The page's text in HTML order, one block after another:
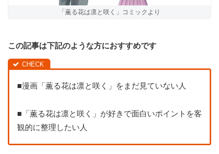
「薫る花は凛と咲く」コミックより
この記事は下記のような方におすすめです
■漫画「薫る花は凛と咲く」をまだ見ていない人
■「薫る花は凛と咲く」が好きで面白いポイントを客
観的に整理したい人